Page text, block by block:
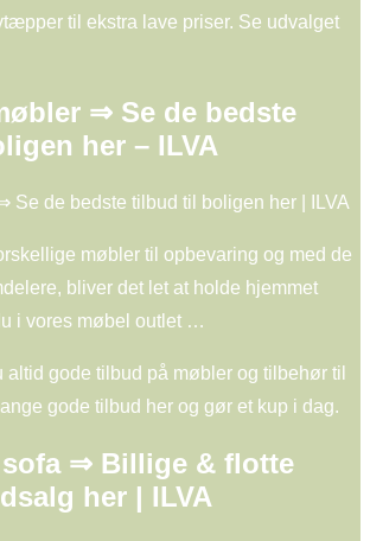
til ekstra lave priser. Se udvalget
⇒ Se de bedste
her – ILVA
Se de bedste tilbud til boligen her | ILVA
møbler til opbevaring og med de
bliver det let at holde hjemmet
i vores møbel outlet …
altid gode tilbud på møbler og tilbehør til
gode tilbud her og gør et kup i dag.
sofa ⇒ Billige & flotte
her | ILVA